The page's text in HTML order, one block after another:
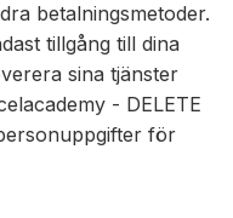
betalningsmetoder.
tillgång till dina
sina tjänster
- DELETE
för